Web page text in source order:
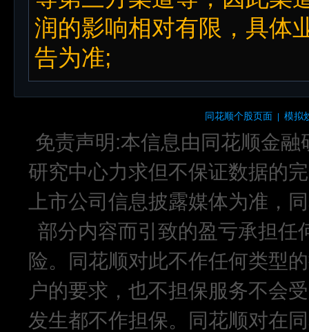
润的影响相对有限，具体
告为准;
同花顺个股页面 | 模拟
免责声明:本信息由同花顺金
研究中心力求但不保证数据的
上市公司信息披露媒体为准，
部分内容而引致的盈亏承担任
险。同花顺对此不作任何类型
户的要求，也不担保服务不会
发生都不作担保。同花顺对在